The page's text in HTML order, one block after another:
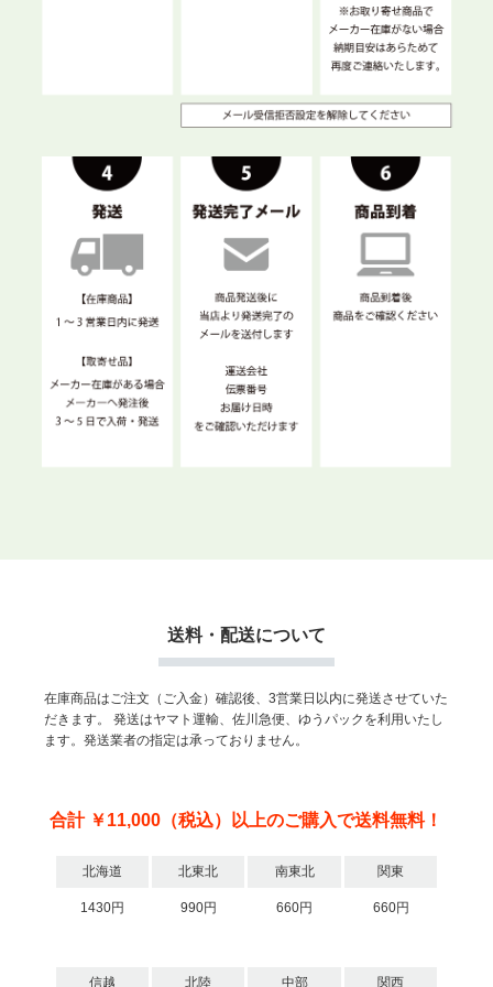
送料・配送について
在庫商品はご注文（ご入金）確認後、3営業日以内に発送させていた
だきます。
発送はヤマト運輸、佐川急便、ゆうパックを利用いたし
ます。発送業者の指定は承っておりません。
合計 ￥11,000（税込）以上のご購入で送料無料！
北海道 北東北 南東北 関東
1430円 990円 660円 660円
信越 北陸 中部 関西